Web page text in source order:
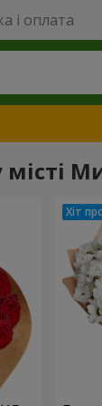
і оплата
місті